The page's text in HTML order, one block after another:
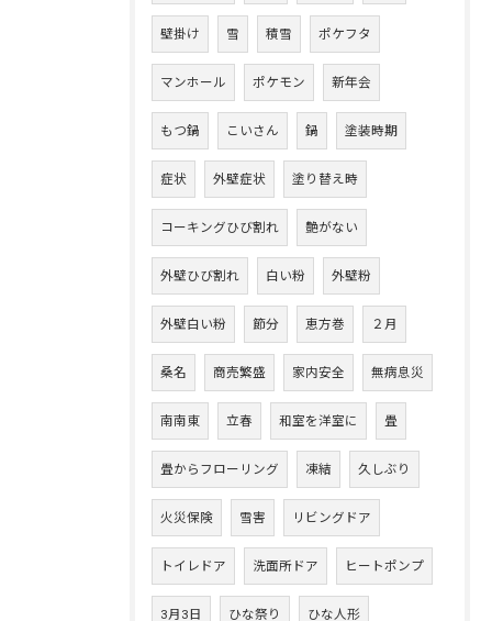
壁掛け 雪 積雪 ポケフタ
マンホール ポケモン 新年会
もつ鍋 こいさん 鍋 塗装時期
症状 外壁症状 塗り替え時
コーキングひび割れ 艶がない
外壁ひび割れ 白い粉 外壁粉
外壁白い粉 節分 恵方巻 ２月
桑名 商売繁盛 家内安全 無病息災
南南東 立春 和室を洋室に 畳
畳からフローリング 凍結 久しぶり
火災保険 雪害 リビングドア
トイレドア 洗面所ドア ヒートポンプ
3月3日 ひな祭り ひな人形